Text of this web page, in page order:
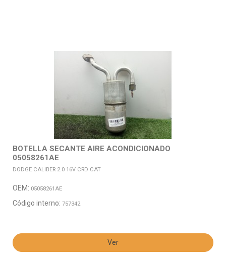
BOTELLA SECANTE AIRE ACONDICIONADO
05058261AE
DODGE CALIBER 2.0 16V CRD CAT
OEM: 05058261AE
Código interno: 757342
Ver